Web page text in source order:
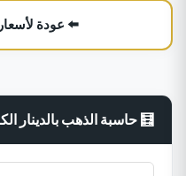
⬅️ عودة
🧮 حاسبة الذهب بالدينار